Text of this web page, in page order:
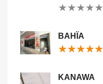
★★★★★
★★★★★
BAHÏA
★★★★★
★★★★★
KANAWA